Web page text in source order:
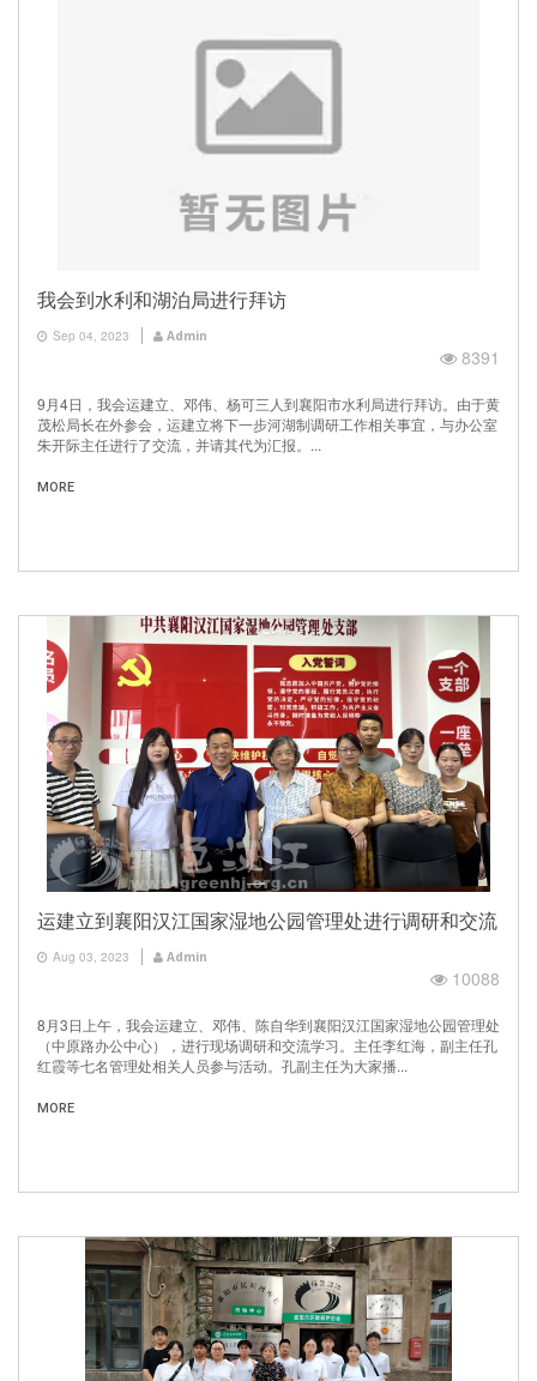
我会到水利和湖泊局进行拜访
Sep 04, 2023 Admin
8391
9月4日，我会运建立、邓伟、杨可三人到襄阳市水利局进行拜访。由于黄
茂松局长在外参会，运建立将下一步河湖制调研工作相关事宜，与办公室
朱开际主任进行了交流，并请其代为汇报。...
MORE
运建立到襄阳汉江国家湿地公园管理处进行调研和交流
Aug 03, 2023 Admin
10088
8月3日上午，我会运建立、邓伟、陈自华到襄阳汉江国家湿地公园管理处
（中原路办公中心），进行现场调研和交流学习。主任李红海，副主任孔
红霞等七名管理处相关人员参与活动。孔副主任为大家播...
MORE